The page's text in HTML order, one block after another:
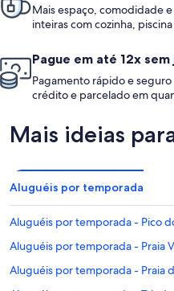
Mais espaço, comodidade
inteiras com cozinha,
Pague em até 12x sem
Pagamento rápido e
crédito e parcelado em
Mais ideias
Aluguéis por temporada
Aluguéis por temporada - Pico
Aluguéis por temporada - Praia
Aluguéis por temporada - Praia